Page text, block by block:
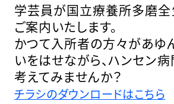
学芸員が国立療養所多磨
ご案内いたします。
かつて入所者の方々があゆ
いをはせながら、ハンセン
考えてみませんか？
チラシのダウンロードはこちら